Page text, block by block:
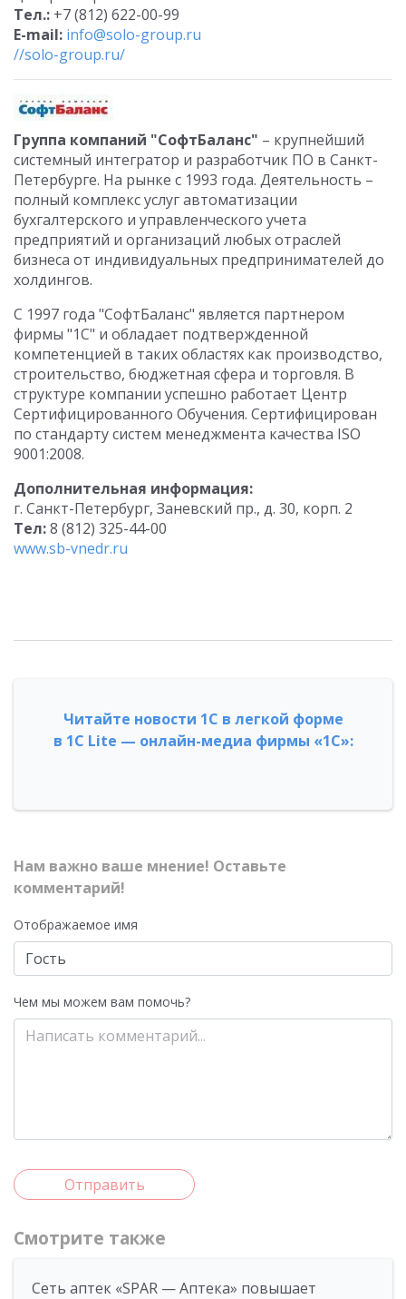
Тел.: +7 (812) 622-00-99
E-mail: info@solo-group.ru
//solo-group.ru/
Группа компаний "СофтБаланс" – крупнейший
системный интегратор и разработчик ПО в Санкт-
Петербурге. На рынке с 1993 года. Деятельность –
полный комплекс услуг автоматизации
бухгалтерского и управленческого учета
предприятий и организаций любых отраслей
бизнеса от индивидуальных предпринимателей до
холдингов.
С 1997 года "СофтБаланс" является партнером
фирмы "1С" и обладает подтвержденной
компетенцией в таких областях как производство,
строительство, бюджетная сфера и торговля. В
структуре компании успешно работает Центр
Сертифицированного Обучения. Сертифицирован
по стандарту систем менеджмента качества ISO
9001:2008.
Дополнительная информация:
г. Санкт-Петербург, Заневский пр., д. 30, корп. 2
Тел:8 (812) 325-44-00
www.sb-vnedr.ru
Читайте новости 1С в легкой форме
в 1С Lite — онлайн-медиа фирмы «1С»:
Нам важно ваше мнение! Оставьте
комментарий!
Отображаемое имя
Чем мы можем вам помочь?
Отправить
Смотрите также
Сеть аптек «SPAR — Аптека» повышает